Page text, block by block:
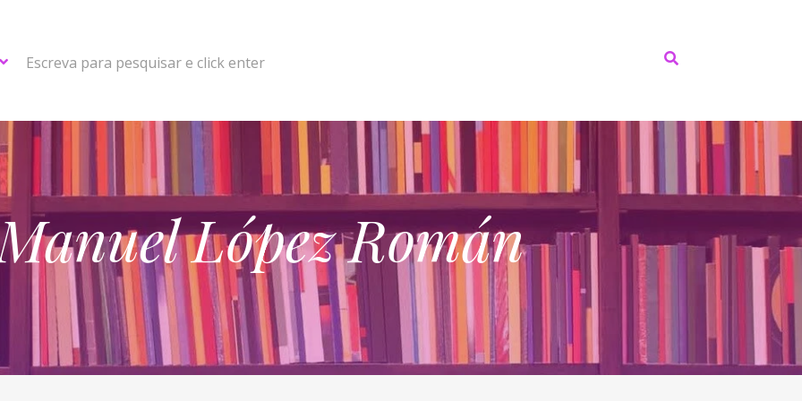
Escreva para pesquisar e click enter
López Román